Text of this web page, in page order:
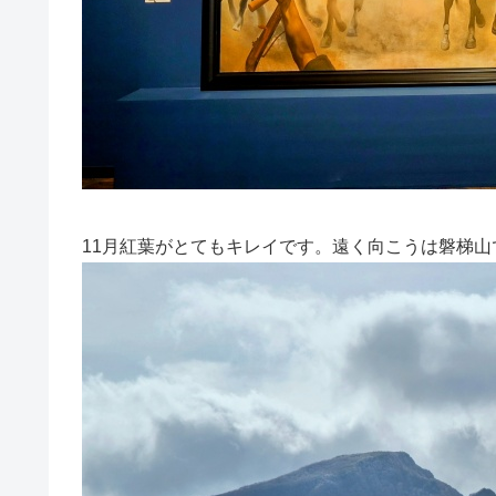
11月紅葉がとてもキレイです。遠く向こうは磐梯山